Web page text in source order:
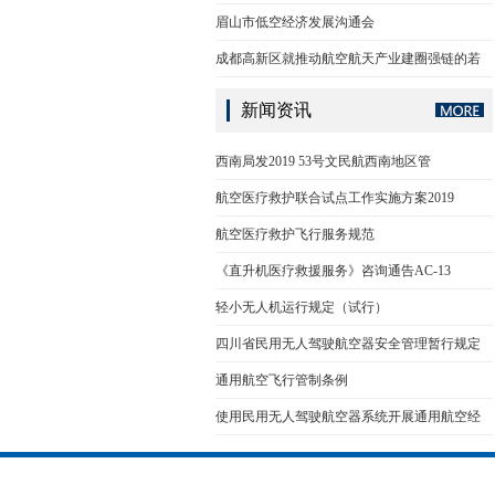
眉山市低空经济发展沟通会
成都高新区就推动航空航天产业建圈强链的若
新闻资讯
西南局发2019 53号文民航西南地区管
航空医疗救护联合试点工作实施方案2019
航空医疗救护飞行服务规范
《直升机医疗救援服务》咨询通告AC-13
轻小无人机运行规定（试行）
四川省民用无人驾驶航空器安全管理暂行规定
通用航空飞行管制条例
使用民用无人驾驶航空器系统开展通用航空经